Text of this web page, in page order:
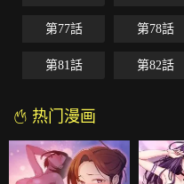
第77話 第78話
第81話 第82話
热门漫画